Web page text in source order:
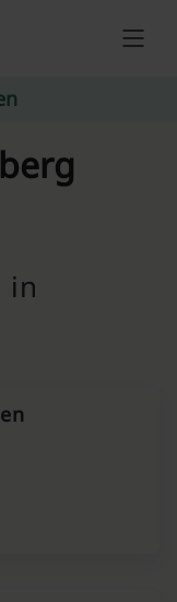
in